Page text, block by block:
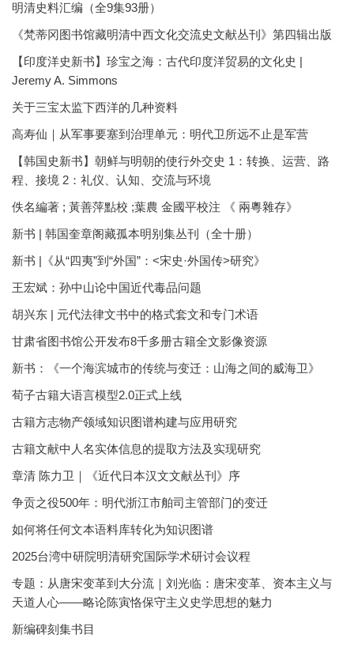
明清史料汇编（全9集93册）
《梵蒂冈图书馆藏明清中西文化交流史文献丛刊》第四辑出版
【印度洋史新书】珍宝之海：古代印度洋贸易的文化史 |
Jeremy A. Simmons
关于三宝太监下西洋的几种资料
高寿仙｜从军事要塞到治理单元：明代卫所远不止是军营
【韩国史新书】朝鲜与明朝的使行外交史 1：转换、运营、路
程、接境 2：礼仪、认知、交流与环境
佚名編著 ; 黃善萍點校 ;葉農 金國平校注 《 兩粵雜存》
新书 | 韩国奎章阁藏孤本明别集丛刊（全十册）
新书 |《从“四夷”到“外国”：<宋史·外国传>研究》
王宏斌：孙中山论中国近代毒品问题
胡兴东 | 元代法律文书中的格式套文和专门术语
甘肃省图书馆公开发布8千多册古籍全文影像资源
新书：《一个海滨城市的传统与变迁：山海之间的威海卫》
荀子古籍大语言模型2.0正式上线
古籍方志物产领域知识图谱构建与应用研究
古籍文献中人名实体信息的提取方法及实现研究
章清 陈力卫｜《近代日本汉文文献丛刊》序
争贡之役500年：明代浙江市舶司主管部门的变迁
如何将任何文本语料库转化为知识图谱
2025台湾中研院明清研究国际学术研讨会议程
专题：从唐宋变革到大分流｜刘光临：唐宋变革、资本主义与
天道人心——略论陈寅恪保守主义史学思想的魅力
新编碑刻集书目